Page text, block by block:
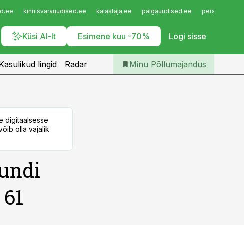
kinnisvarauudised.ee kalastaja.ee palgauudised.ee
Küsi AI-lt Esimene kuu -70% Logi sisse
Iseteenindus
Telli Põllumajandus
lingid Radar Minu Põllumajandus
digitaalsesse
olla vajalik